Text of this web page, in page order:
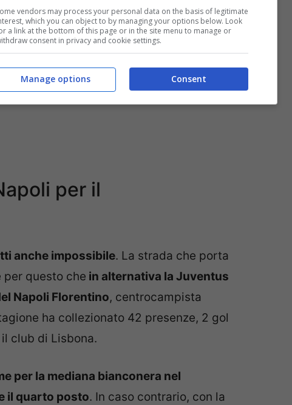
per il
anche impossibile. La strada che porta
per questo che in alternativa la Juventus
Napoli Florentino, centrocampista
ha collezionato 42 presenze, 2 gol
club di Lisbona.
per la mediana bianconera nel
il quarto posto. In caso contrario, con la
vendors may process your personal data on the basis of legitimate
which you can object to by managing your options below. Look
a link at the bottom of this page or in the site menu to manage or
consent in privacy and cookie settings.
Consent
Manage options